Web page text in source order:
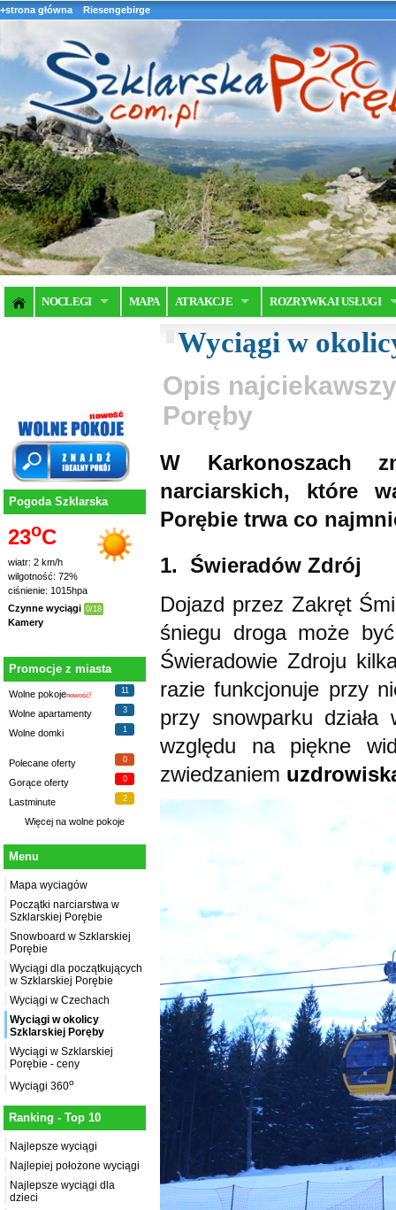
+strona główna Riesengebirge
NOCLEGI MAPA ATRAKCJE ROZRYWKA I USŁUGI
Pogoda Szklarska
23oC
wiatr: 2 km/h
wilgotność: 72%
ciśnienie: 1015hpa
Czynne wyciągi 0/18
Kamery
Promocje z miasta
Wolne pokojenowość!
11
Wolne apartamenty 3
Wolne domki 1
Polecane oferty 0
Gorące oferty 0
Lastminute 2
Więcej na wolne pokoje
Menu
Mapa wyciagów
Początki narciarstwa w
Szklarskiej Porębie
Snowboard w Szklarskiej
Porębie
Wyciągi dla początkujących
w Szklarskiej Porębie
Wyciągi w Czechach
Wyciągi w okolicy
Szklarskiej Poręby
Wyciągi w Szklarskiej
Porębie - ceny
Wyciągi 360o
Ranking - Top 10
Najlepsze wyciągi
Najlepiej położone wyciągi
Najlepsze wyciągi dla
dzieci
Wyciągi w
Opis
Poręby
W Karkonoszach
narciarskich, które
Porębie trwa co
1. Świeradów Zdrój
Dojazd przez Zakręt
śniegu droga może
Świeradowie Zdroju
razie funkcjonuje przy
przy snowparku
względu na piękne
zwiedzaniem